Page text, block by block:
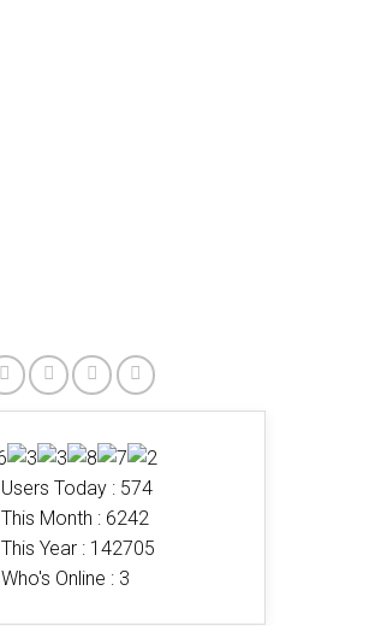
Users Today : 574
This Month : 6242
This Year : 142705
Who's Online : 3